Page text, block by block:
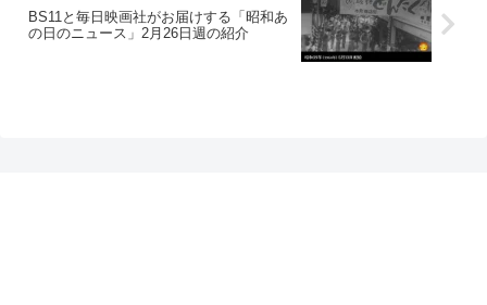
BS11と毎日映画社がお届けする「昭和あ
の日のニュース」2月26日週の紹介